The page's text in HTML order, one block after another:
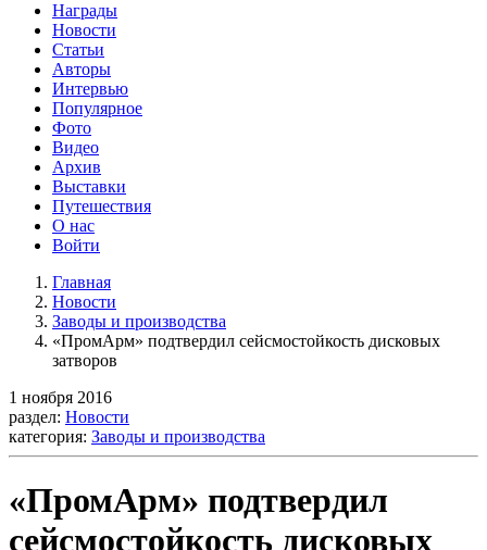
Награды
Новости
Статьи
Авторы
Интервью
Популярное
Фото
Видео
Архив
Выставки
Путешествия
О нас
Войти
Главная
Новости
Заводы и производства
«ПромАрм» подтвердил сейсмостойкость дисковых
затворов
1 ноября 2016
раздел: Новости
категория: Заводы и производства
«ПромАрм» подтвердил
сейсмостойкость дисковых